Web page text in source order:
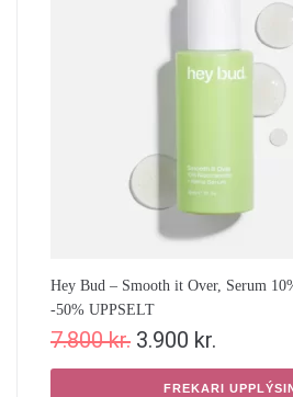
Hey Bud – Smooth it Over, Serum
-50% UPPSELT
7.800kr. 3.900 kr.
FREKARI